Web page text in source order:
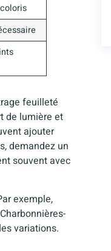
feuilleté
de lumière et
ajouter
demandez un
souvent avec
exemple,
variations.